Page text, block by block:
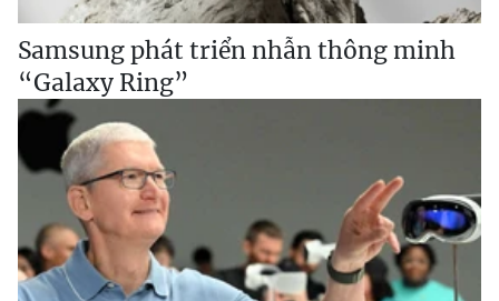
Samsung phát triển nhẫn thông minh
“Galaxy Ring”